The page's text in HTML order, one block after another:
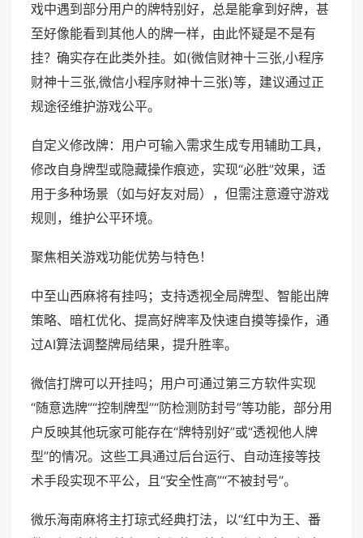
戏中遇到部分用户的牌特别好，总是能拿到好牌，甚
至好像能看到其他人的牌一样，由此怀疑是不是有
挂？确实存在此类外挂。如(微信财神十三张,小程序
财神十三张,微信小程序财神十三张)等，建议通过正
规途径维护游戏公平。
自定义修改牌：用户可输入需求生成专用辅助工具，
修改自身牌型或隐藏操作痕迹，实现“必胜”效果，适
用于多种场景（如与好友对局），但需注意遵守游戏
规则，维护公平环境。
聚焦相关游戏功能优势与特色！
中至山西麻将有挂吗；支持透视全局牌型、智能出牌
策略、暗杠优化、提高好牌率及快速自摸等操作，通
过AI算法调整牌局结果，提升胜率。
微信打牌可以开挂吗；用户可通过第三方软件实现
“随意选牌”“控制牌型”“防检测防封号”等功能，部分用
户反映其他玩家可能存在“牌特别好”或“透视他人牌
型”的情况。这些工具通过后台运行、自动连接等技
术手段实现不平公，且“安全性高”“不被封号”。
微乐海南麻将主打琼式经典打法，以“红中为王、番